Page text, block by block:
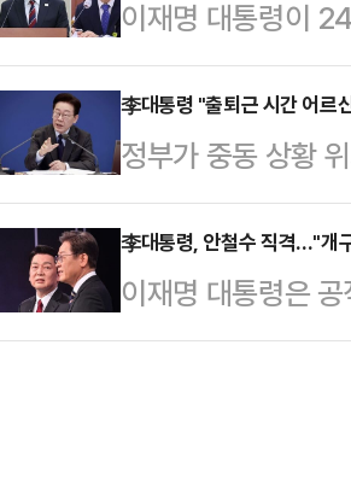
다.이어 "KF-21의
계 …
시 추가경정예산
을 강조했다.이 대
지 기구들도 역사
을 경고하고 있다"
까지 일상에서 석
이재명 대통령이
후보자에 대한 임
지를 "이 대통령은
과 황 장관에 대한
정 기조에 따라 분
난 1월 2일 공식 출
산부 역시 지난해
사퇴한 지 3개…
李대통령 "출퇴근 시간 어르
정부가 중동 상황
약을 위해 대중교
이재명 대통령이
해보라고 지시했
환 기후에너지환경
李대통령, 안철수 직격…"개
이재명 대통령은
수 국민의힘 의원